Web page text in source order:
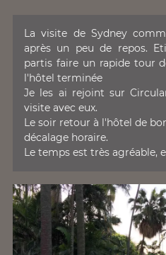
La visite de Sydney
après un peu de repos.
partis faire un rapide tour
l'hôtel terminée
Je les ai rejoint sur
visite avec eux.
Le soir retour à l'hôtel de
décalage horaire.
Le temps est très agréable,